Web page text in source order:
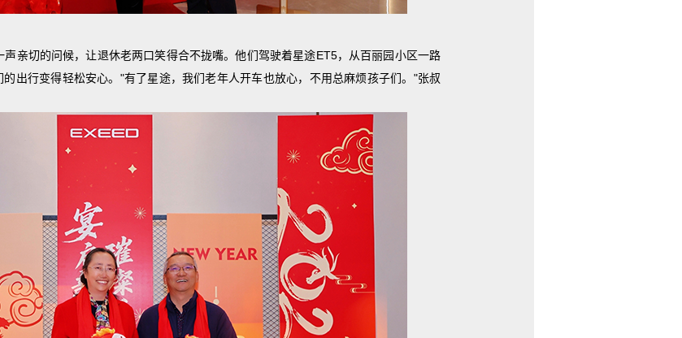
亲切的问候，让退休老两口笑得合不拢嘴。他们驾驶着星途ET5，从百丽园小区一路
出行变得轻松安心。"有了星途，我们老年人开车也放心，不用总麻烦孩子们。"张叔